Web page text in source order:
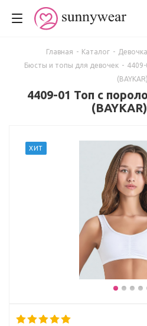
Главная - Каталог -
Бюсты и топы для девочек -
(BAYKAR)
4409-01 Топ с
(BAYKAR)
ХИТ